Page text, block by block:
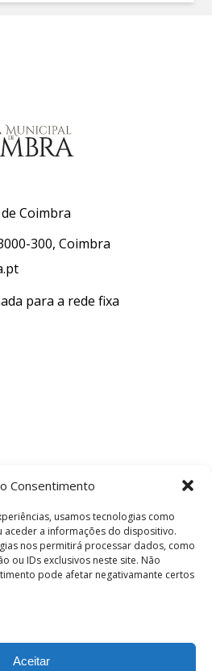
Consentimento
usamos tecnologias como
aceder a informações do dispositivo.
nos permitirá processar dados, como
ou IDs exclusivos neste site. Não
pode afetar negativamante certos
Aceitar
Coimbra
300, Coimbra
para a rede fixa